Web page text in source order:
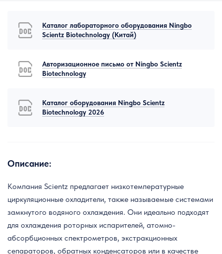
Каталог лабораторного оборудования Ningbo
Scientz Biotechnology (Китай)
Авторизационное письмо от Ningbo Scientz
Biotechnology
Каталог оборудования Ningbo Scientz
Biotechnology 2026
Описание:
Компания Scientz предлагает низкотемпературные
циркуляционные охладители, также называемые системами
замкнутого водяного охлаждения. Они идеально подходят
для охлаждения роторных испарителей, атомно-
абсорбционных спектрометров, экстракционных
сепараторов, обратных конденсаторов или в качестве